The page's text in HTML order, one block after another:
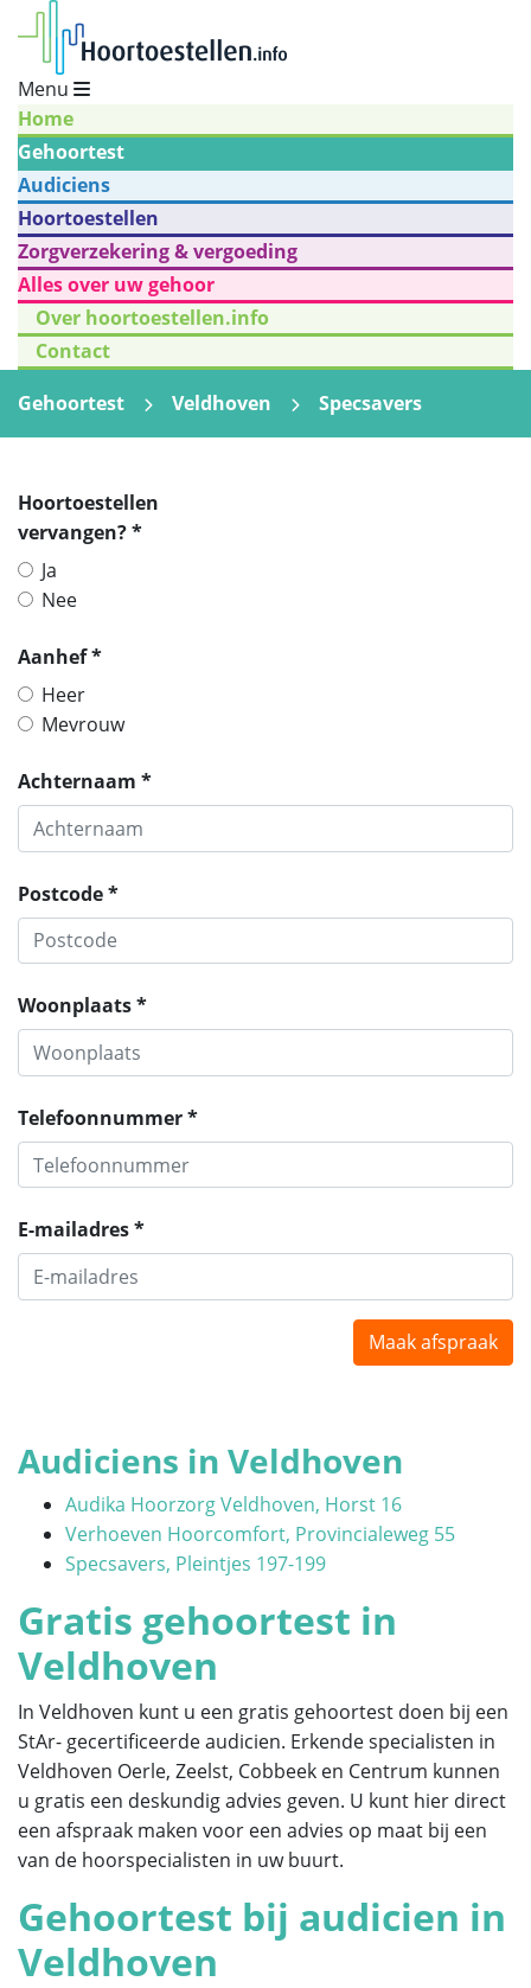
Menu
Home
Gehoortest
Audiciens
Hoortoestellen
Zorgverzekering & vergoeding
Alles over uw gehoor
Over hoortoestellen.info
Contact
Gehoortest
Veldhoven Specsavers
Hoortoestellen
vervangen? *
Ja
Nee
Aanhef *
Heer
Mevrouw
Achternaam *
Postcode *
Woonplaats *
Telefoonnummer *
E-mailadres *
Maak afspraak
Audiciens in Veldhoven
Audika Hoorzorg Veldhoven, Horst 16
Verhoeven Hoorcomfort, Provincialeweg 55
Specsavers, Pleintjes 197-199
Gratis gehoortest in
Veldhoven
In Veldhoven kunt u een gratis gehoortest doen bij een
StAr- gecertificeerde audicien. Erkende specialisten in
Veldhoven Oerle, Zeelst, Cobbeek en Centrum kunnen
u gratis een deskundig advies geven. U kunt hier direct
een afspraak maken voor een advies op maat bij een
van de hoorspecialisten in uw buurt.
Gehoortest bij audicien in
Veldhoven